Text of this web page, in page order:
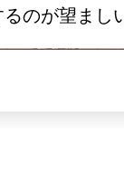
のが望まし